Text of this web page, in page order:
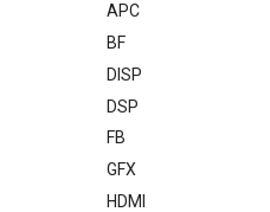
APC
BF
DISP
DSP
FB
GFX
HDMI